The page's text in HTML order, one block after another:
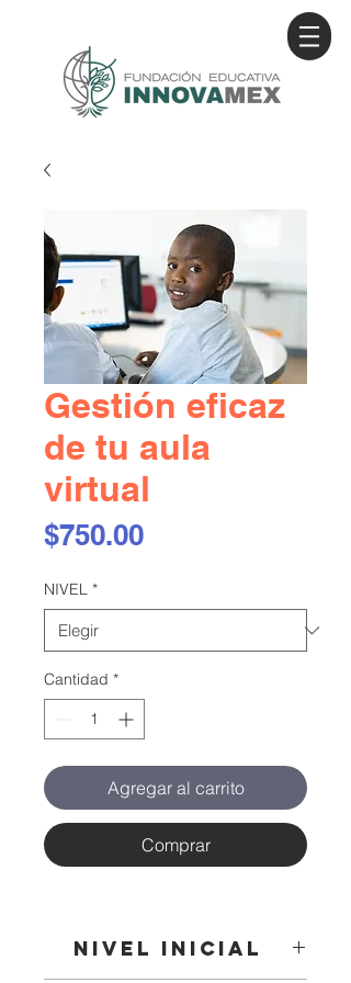
Gestión eficaz
de tu aula
virtual
$750.00Precio
NIVEL *
Cantidad *
Agregar al carrito
Comprar
NIVEL INICIAL